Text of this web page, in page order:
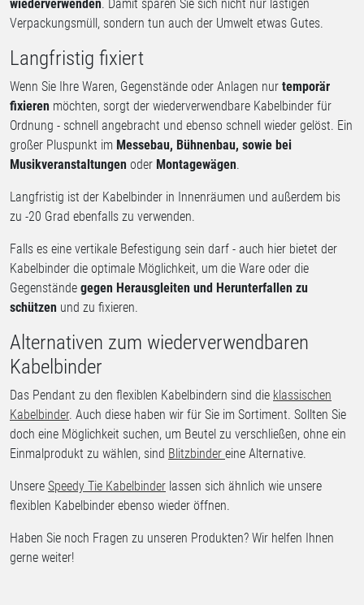
wiederverwenden. Damit sparen Sie sich nicht nur lästigen
Verpackungsmüll, sondern tun auch der Umwelt etwas Gutes.
Langfristig fixiert
Wenn Sie Ihre Waren, Gegenstände oder Anlagen nur temporär
fixieren möchten, sorgt der wiederverwendbare Kabelbinder für
Ordnung - schnell angebracht und ebenso schnell wieder gelöst. Ein
großer Pluspunkt im Messebau, Bühnenbau, sowie bei
Musikveranstaltungen oder Montagewägen.
Langfristig ist der Kabelbinder in Innenräumen und außerdem bis
zu -20 Grad ebenfalls zu verwenden.
Falls es eine vertikale Befestigung sein darf - auch hier bietet der
Kabelbinder die optimale Möglichkeit, um die Ware oder die
Gegenstände gegen Herausgleiten und Herunterfallen zu
schützen und zu fixieren.
Alternativen zum wiederverwendbaren
Kabelbinder
Das Pendant zu den flexiblen Kabelbindern sind die klassischen
Kabelbinder. Auch diese haben wir für Sie im Sortiment. Sollten Sie
doch eine Möglichkeit suchen, um Beutel zu verschließen, ohne ein
Einmalprodukt zu wählen, sind Blitzbinder eine Alternative.
Unsere Speedy Tie Kabelbinder lassen sich ähnlich wie unsere
flexiblen Kabelbinder ebenso wieder öffnen.
Haben Sie noch Fragen zu unseren Produkten? Wir helfen Ihnen
gerne weiter!